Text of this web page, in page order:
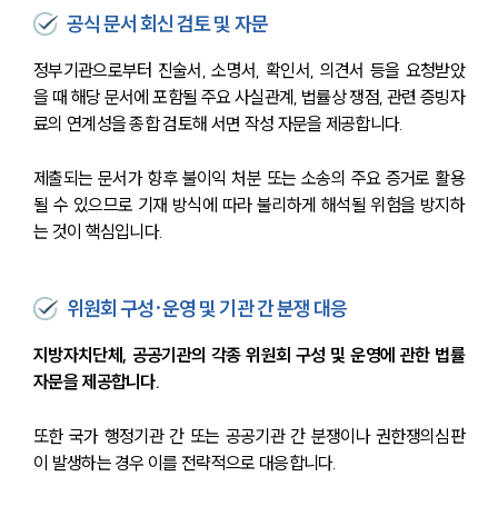
공식 문서 회신 검토 및 자문
정부기관으로부터 진술서, 소명서, 확인서, 의견서 등을 요청받았
을 때 해당 문서에 포함될 주요 사실관계, 법률상 쟁점, 관련 증빙자
료의 연계성을 종합 검토해 서면 작성 자문을 제공합니다.
제출되는 문서가 향후 불이익 처분 또는 소송의 주요 증거로 활용
될 수 있으므로 기재 방식에 따라 불리하게 해석될 위험을 방지하
는 것이 핵심입니다.
위원회 구성·운영 및 기관 간 분쟁 대응
지방자치단체, 공공기관의 각종 위원회 구성 및 운영에 관한 법률
자문을 제공합니다.
또한 국가 행정기관 간 또는 공공기관 간 분쟁이나 권한쟁의심판
이 발생하는 경우 이를 전략적으로 대응합니다.